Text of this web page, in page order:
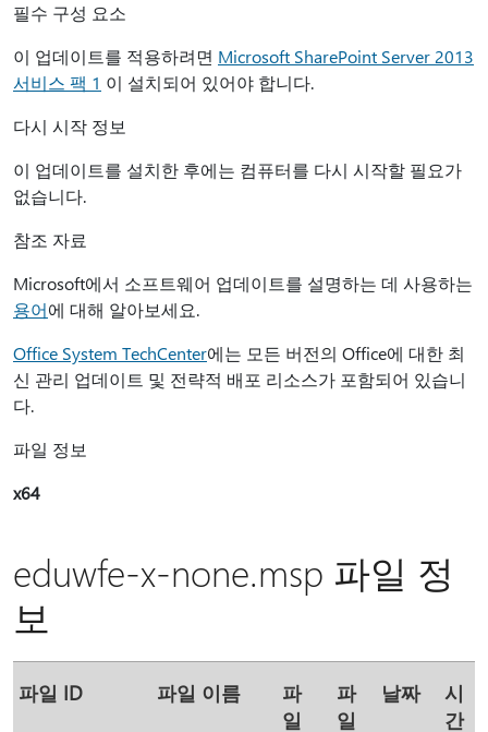
필수 구성 요소
이 업데이트를 적용하려면 Microsoft SharePoint Server 2013
서비스 팩 1 이 설치되어 있어야 합니다.
다시 시작 정보
이 업데이트를 설치한 후에는 컴퓨터를 다시 시작할 필요가
없습니다.
참조 자료
Microsoft에서 소프트웨어 업데이트를 설명하는 데 사용하는
용어에 대해 알아보세요.
Office System TechCenter에는 모든 버전의 Office에 대한 최
신 관리 업데이트 및 전략적 배포 리소스가 포함되어 있습니
다.
파일 정보
x64
eduwfe-x-none.msp 파일 정
보
파일 ID 파일 이름
파
일
파
일
날짜
시
간